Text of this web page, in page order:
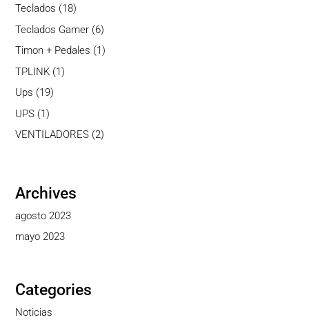
Teclados 1818
productos
Teclados Gamer 66
productos
Timon + Pedales 1 1
TPLINK 11
Ups 1919
UPS 11
producto
VENTILADORES 22
Archives
agosto 2023
mayo 2023
Categories
Noticias